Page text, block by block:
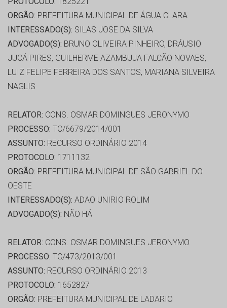
ORGÃO: PREFEITURA MUNICIPAL DE ÁGUA CLARA
INTERESSADO(S): SILAS JOSE DA SILVA
ADVOGADO(S): BRUNO OLIVEIRA PINHEIRO, DRÁUSIO
JUCÁ PIRES, GUILHERME AZAMBUJA FALCÃO NOVAES,
LUIZ FELIPE FERREIRA DOS SANTOS, MARIANA SILVEIRA
NAGLIS
RELATOR: CONS. OSMAR DOMINGUES JERONYMO
PROCESSO: TC/6679/2014/001
ASSUNTO: RECURSO ORDINÁRIO 2014
PROTOCOLO: 1711132
ORGÃO: PREFEITURA MUNICIPAL DE SÃO GABRIEL DO
OESTE
INTERESSADO(S): ADAO UNIRIO ROLIM
ADVOGADO(S): NÃO HÁ
RELATOR: CONS. OSMAR DOMINGUES JERONYMO
PROCESSO: TC/473/2013/001
ASSUNTO: RECURSO ORDINÁRIO 2013
PROTOCOLO: 1652827
ORGÃO: PREFEITURA MUNICIPAL DE LADARIO